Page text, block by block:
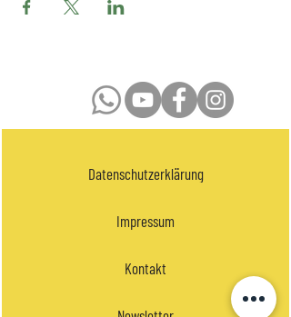
Datenschutzerklärung
Impressum
Kontakt